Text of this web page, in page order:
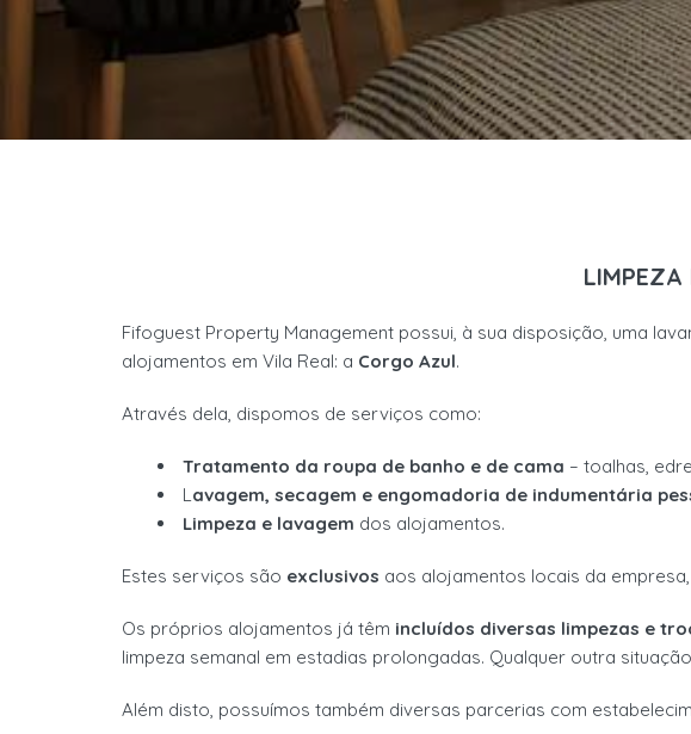
Fifoguest Property Management possui, à sua disposição, uma
alojamentos em Vila Real: a Corgo Azul.
Através dela, dispomos de serviços como:
Tratamento da roupa de banho e de cama – toalhas,
Lavagem, secagem e engomadoria de indumentária
Limpeza e lavagem dos alojamentos.
Estes serviços são exclusivos aos alojamentos locais da empresa,
Os próprios alojamentos já têm incluídos diversas limpezas e
limpeza semanal em estadias prolongadas. Qualquer outra
Além disto, possuímos também diversas parcerias com